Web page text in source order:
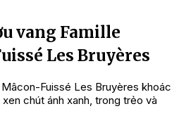
vang Famille
Les Bruyères
Fuissé Les Bruyères khoác
chút ánh xanh, trong trẻo và